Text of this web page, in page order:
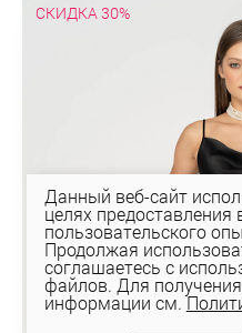
СКИДКА 30%
Данный веб-сайт
целях
пользовательского
Продолжая
соглашаетесь с
файлов. Для
информации см.